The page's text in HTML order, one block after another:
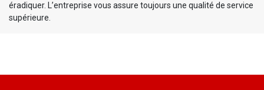
éradiquer. L’entreprise vous assure toujours une qualité de service
supérieure.